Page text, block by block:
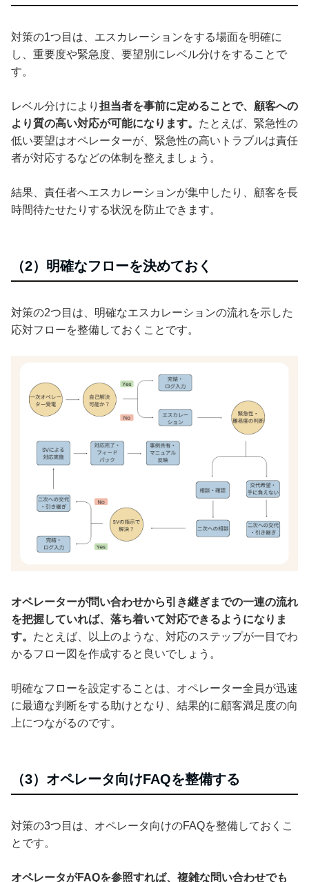
対策の1つ目は、エスカレーションをする場面を明確に
し、重要度や緊急度、要望別にレベル分けをすることで
す。
レベル分けにより 担当者を事前に定めることで、顧客への
より質の高い対応が可能になります。 たとえば、緊急性の
低い要望はオペレーターが、緊急性の高いトラブルは責任
者が対応するなどの体制を整えましょう。
結果、責任者へエスカレーションが集中したり、顧客を長
時間待たせたりする状況を防止できます。
（2）明確なフローを決めておく
対策の2つ目は、明確なエスカレーションの流れを示した
応対フローを整備しておくことです。
オペレーターが問い合わせから引き継ぎまでの一連の流れ
を把握していれば、落ち着いて対応できるようになりま
す。 たとえば、以上のような、対応のステップが一目でわ
かるフロー図を作成すると良いでしょう。
明確なフローを設定することは、オペレーター全員が迅速
に最適な判断をする助けとなり、結果的に顧客満足度の向
上につながるのです。
（3）オペレータ向けFAQを整備する
対策の3つ目は、オペレータ向けのFAQを整備しておくこ
とです。
オペレータがFAQを参照すれば、複雑な問い合わせでも